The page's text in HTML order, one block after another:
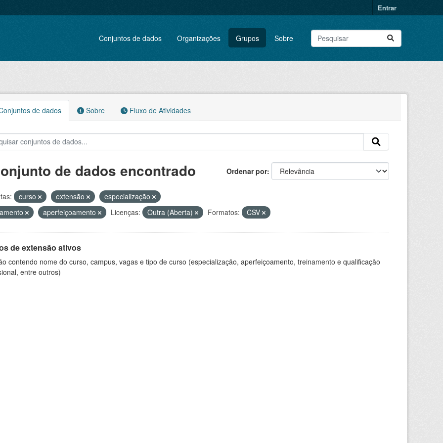
Entrar
Conjuntos de dados Organizações Grupos Sobre
de dados Sobre Fluxo de Atividades
Ordenar por
de dados encontrado
curso extensão
especialização
aperfeiçoamento Licenças: Outra (Aberta) Formatos: CSV
de extensão ativos
contendo nome do curso, campus, vagas e tipo de curso (especialização, aperfeiçoamento, treinamento e qualificação
entre outros)